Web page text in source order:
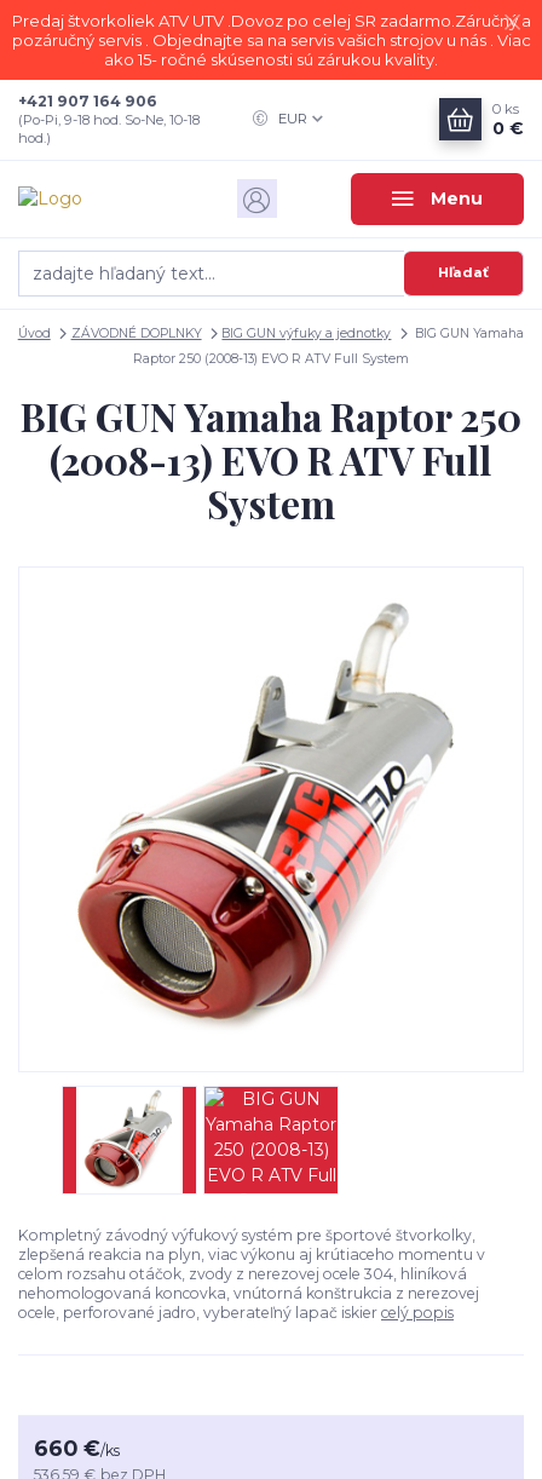
Predaj štvorkoliek ATV UTV .Dovoz po celej SR zadarmo.Záručný a
pozáručný servis . Objednajte sa na servis vašich strojov u nás . Viac
ako 15- ročné skúsenosti sú zárukou kvality.
Menu
EUR
Hľadať
+421 907 164 906
(Po-Pi, 9-18 hod. So-Ne, 10-18
hod.)
0 ks
0 €
Úvod ZÁVODNÉ DOPLNKY BIG GUN výfuky a jednotky
BIG GUN Yamaha
Raptor 250 (2008-13) EVO R ATV Full System
BIG GUN Yamaha Raptor 250
(2008-13) EVO R ATV Full
System
Kompletný závodný výfukový systém pre športové štvorkolky,
zlepšená reakcia na plyn, viac výkonu aj krútiaceho momentu v
celom rozsahu otáčok, zvody z nerezovej ocele 304, hliníková
nehomologovaná koncovka, vnútorná konštrukcia z nerezovej
ocele, perforované jadro, vyberateľný lapač iskier celý popis
660 €/ks
536,59 € bez DPH